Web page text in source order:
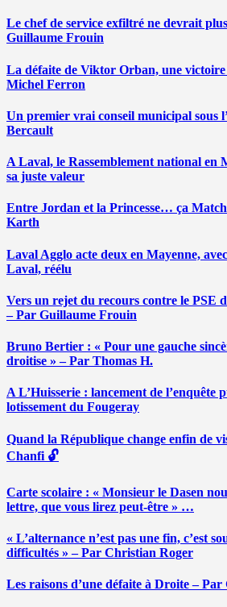
Le chef de service exfiltré ne devrait
Guillaume Frouin
La défaite de Viktor Orban, une
Michel Ferron
Un premier vrai conseil municipal sous
Bercault
A Laval, le Rassemblement national en
sa juste valeur
Entre Jordan et la Princesse… ça
Karth
Laval Agglo acte deux en Mayenne,
Laval, réélu
Vers un rejet du recours contre le PSE
– Par Guillaume Frouin
Bruno Bertier : « Pour une gauche
droitise » – Par Thomas H.
A L’Huisserie : lancement de l’enquête
lotissement du Fougeray
Quand la République change enfin de
Chanfi 🔓
Carte scolaire : « Monsieur le Dasen
lettre, que vous lirez peut-être » …
« L’alternance n’est pas une fin, c’est
difficultés » – Par Christian Roger
Les raisons d’une défaite à Droite – Par